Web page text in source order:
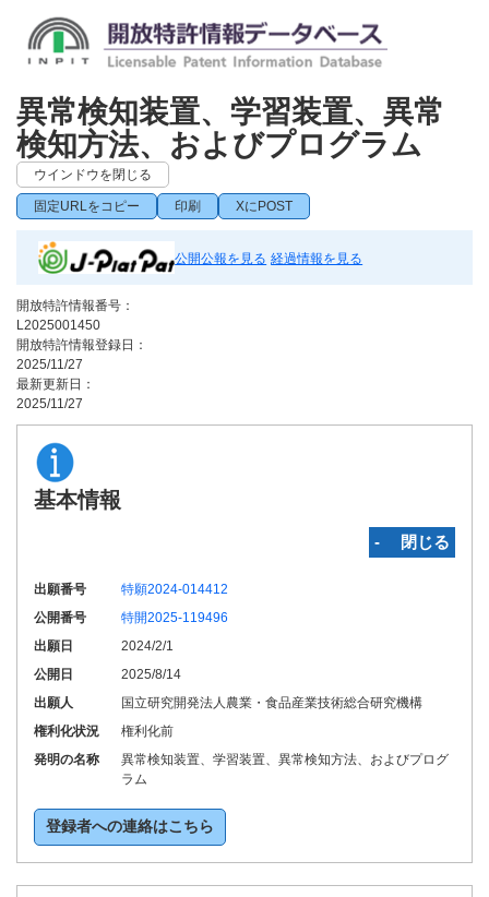
異常検知装置、学習装置、異常
検知方法、およびプログラム
ウインドウを閉じる
固定URLをコピー 印刷 XにPOST
公開公報を見る 経過情報を見る
開放特許情報番号：
L2025001450
開放特許情報登録日：
2025/11/27
最新更新日：
2025/11/27
基本情報
‐ 閉じる
出願番号
特願2024-014412
公開番号
特開2025-119496
出願日
2024/2/1
公開日
2025/8/14
出願人
国立研究開発法人農業・食品産業技術総合研究機構
権利化状況
権利化前
発明の名称
異常検知装置、学習装置、異常検知方法、およびプログ
ラム
登録者への連絡はこちら